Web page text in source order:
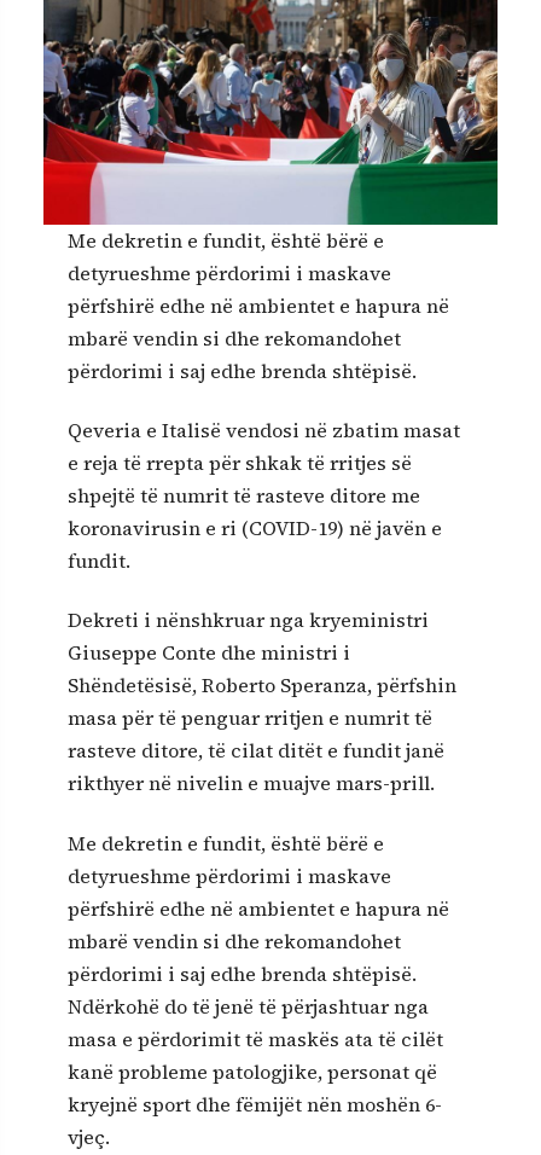
Me dekretin e fundit, është bërë e
detyrueshme përdorimi i maskave
përfshirë edhe në ambientet e hapura në
mbarë vendin si dhe rekomandohet
përdorimi i saj edhe brenda shtëpisë.
Qeveria e Italisë vendosi në zbatim masat
e reja të rrepta për shkak të rritjes së
shpejtë të numrit të rasteve ditore me
koronavirusin e ri (COVID-19) në javën e
fundit.
Dekreti i nënshkruar nga kryeministri
Giuseppe Conte dhe ministri i
Shëndetësisë, Roberto Speranza, përfshin
masa për të penguar rritjen e numrit të
rasteve ditore, të cilat ditët e fundit janë
rikthyer në nivelin e muajve mars-prill.
Me dekretin e fundit, është bërë e
detyrueshme përdorimi i maskave
përfshirë edhe në ambientet e hapura në
mbarë vendin si dhe rekomandohet
përdorimi i saj edhe brenda shtëpisë.
Ndërkohë do të jenë të përjashtuar nga
masa e përdorimit të maskës ata të cilët
kanë probleme patologjike, personat që
kryejnë sport dhe fëmijët nën moshën 6-
vjeç.